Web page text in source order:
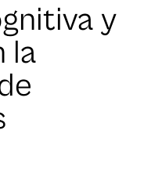
y
la